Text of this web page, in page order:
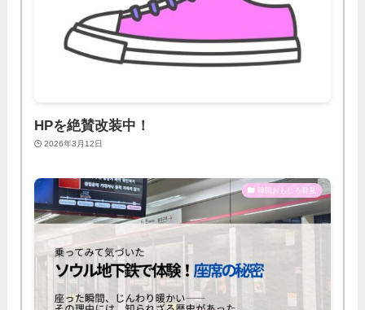
HPを絶賛改装中！
2026年3月12日
韓国おもしろ発見